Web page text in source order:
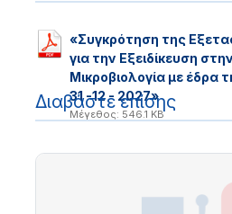
«Συγκρότηση της
για την Εξειδίκευση
Μικροβιολογία με έδρα
31 -12 - 2027»
Μέγεθος: 546.1 KB
Διαβάστε επίσης